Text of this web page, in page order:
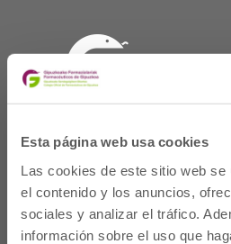
Esta página web usa cookies
Las cookies de este sitio web se
el contenido y los anuncios,
sociales y analizar el tráfico.
información sobre el uso que
Dónde Estamos